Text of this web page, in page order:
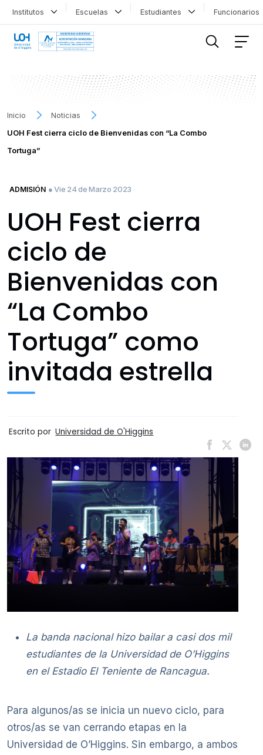
Institutos Escuelas Estudiantes
Inicio
Noticias
UOH Fest cierra ciclo de Bienvenidas con “La Combo
Tortuga”
ADMISIÓN ● Vie 24 de Marzo 2023
UOH Fest cierra
ciclo de
Bienvenidas con
“La Combo
Tortuga” como
invitada estrella
Escrito por Universidad de O'Higgins
La banda nacional hizo bailar a casi dos mil
estudiantes de la Universidad de O’Higgins
en el Estadio El Teniente de Rancagua.
Para algunos/as se inicia un nuevo ciclo, para
otros/as se van cerrando etapas en la
Universidad de O’Higgins. Sin embargo, a ambos